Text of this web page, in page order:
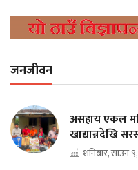
जनजीवन
असहाय एकल
खाद्यान्नदेखि
शनिबार, साउन